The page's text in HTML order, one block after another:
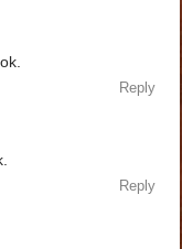
Reply
Reply